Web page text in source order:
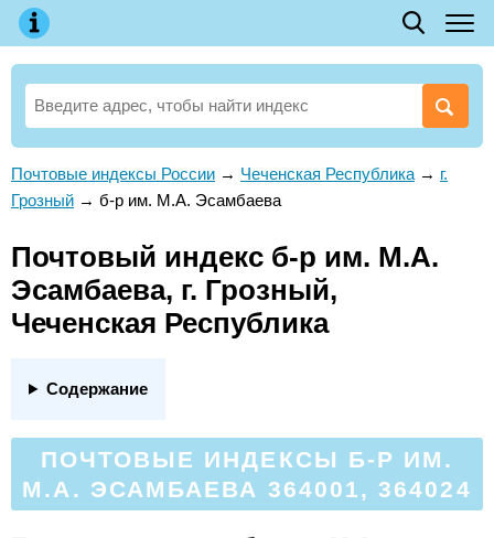
Почтовые индексы России → Чеченская Республика → г.
Грозный → б-р им. М.А. Эсамбаева
Почтовый индекс б-р им. М.А.
Эсамбаева, г. Грозный,
Чеченская Республика
Содержание
ПОЧТОВЫЕ ИНДЕКСЫ Б-Р ИМ.
М.А. ЭСАМБАЕВА 364001, 364024